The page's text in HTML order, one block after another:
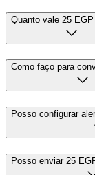
Quanto vale 25
Como faço para
Posso configurar
Posso enviar 25